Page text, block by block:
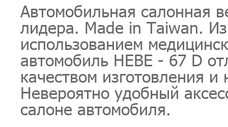
Автомобильная салонная
лидера. Made in Taiwan.
использованием
автомобиль HEBE - 67 D
качеством изготовления
Невероятно удобный
салоне автомобиля.